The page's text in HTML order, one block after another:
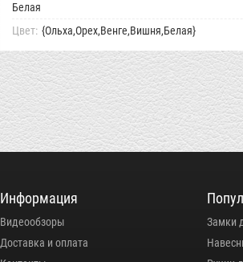
Белая
Цвет: {Ольха,Орех,Венге,Вишня,Белая}
Информация
Видеообзоры
Доставка и оплата
Замки